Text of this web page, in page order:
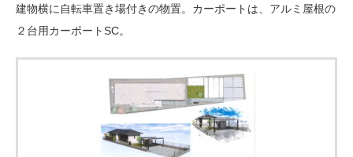
建物横に自転車置き場付きの物置。カーポートは、アルミ屋根の
２台用カーポートSC。